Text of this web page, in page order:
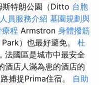
斯特朗公園（Ditto 台胞
員服務介紹 墓園規劃與
程 Armstron 身體撥筋
Park）也最好避免。 杜
法國區是城市中最安全
酒店人滿為患的酒店的
捕捉Prima住宿。 自助